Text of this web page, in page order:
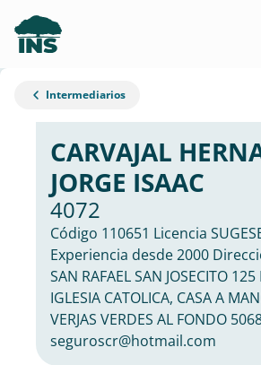
Intermediarios
CARVAJAL
JORGE ISAAC
4072
Código 110651 Licencia
Experiencia desde 2000
SAN RAFAEL SAN JOSECITO
IGLESIA CATOLICA, CASA A
VERJAS VERDES AL FONDO
seguroscr@hotmail.com